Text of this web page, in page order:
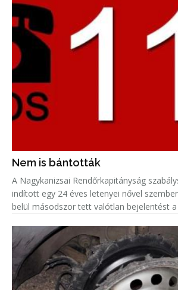
Nem is bántották
A Nagykanizsai Rendőrkapitányság
indított egy 24 éves letenyei nővel
belül másodszor tett valótlan bejelentést